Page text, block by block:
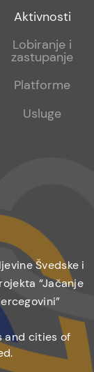
Footer
sub
Aktivnosti
Lobiranje i
zastupanje
Platforme
Usluge
Švedske i
“Jačanje
and cities of